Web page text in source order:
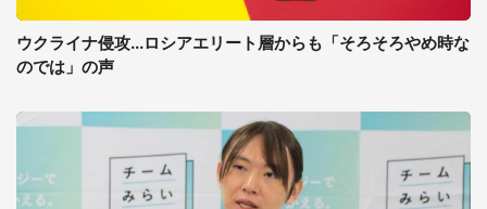
ウクライナ侵攻...ロシアエリート層からも「そろそろやめ時な
のでは」の声